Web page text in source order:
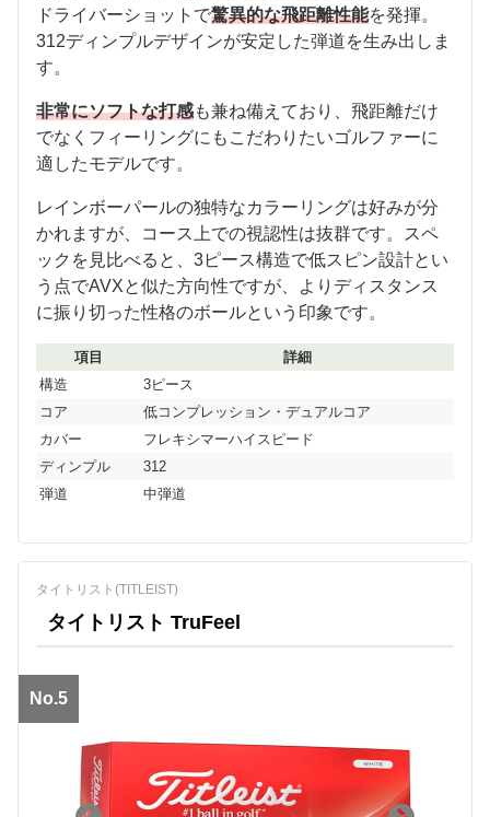
ドライバーショットで驚異的な飛距離性能を発揮。
312ディンプルデザインが安定した弾道を生み出しま
す。
非常にソフトな打感も兼ね備えており、飛距離だけ
でなくフィーリングにもこだわりたいゴルファーに
適したモデルです。
レインボーパールの独特なカラーリングは好みが分
かれますが、コース上での視認性は抜群です。スペ
ックを見比べると、3ピース構造で低スピン設計とい
う点でAVXと似た方向性ですが、よりディスタンス
に振り切った性格のボールという印象です。
項目
詳細
構造
3ピース
コア
低コンプレッション・デュアルコア
カバー
フレキシマーハイスピード
ディンプル
312
弾道
中弾道
タイトリスト(TITLEIST)
タイトリスト TruFeel
No.5